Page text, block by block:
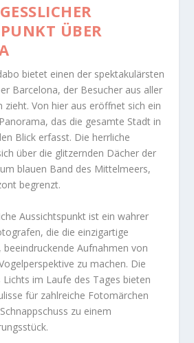
ÜBER
bietet einen der spektakulärsten
Barcelona, der Besucher aus aller
zieht. Von hier aus eröffnet sich ein
das die gesamte Stadt in
Blick erfasst. Die herrliche
über die glitzernden Dächer der
blauen Band des Mittelmeers,
begrenzt.
Aussichtspunkt ist ein wahrer
die die einzigartige
Aufnahmen von
zu machen. Die
Lichts im Laufe des Tages bieten
für zahlreiche Fotomärchen
zu einem